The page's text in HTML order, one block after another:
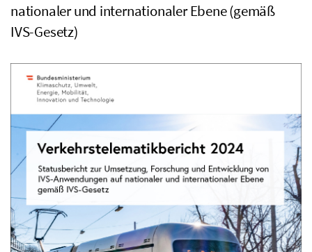
nationaler und internationaler Ebene (gemäß
IVS-Gesetz)